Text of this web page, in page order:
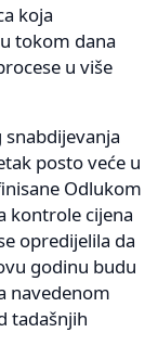
koja
tokom dana
u više
posto veće u
Odlukom
kontrole cijena
opredijelila da
godinu budu
navedenom
tadašnjih